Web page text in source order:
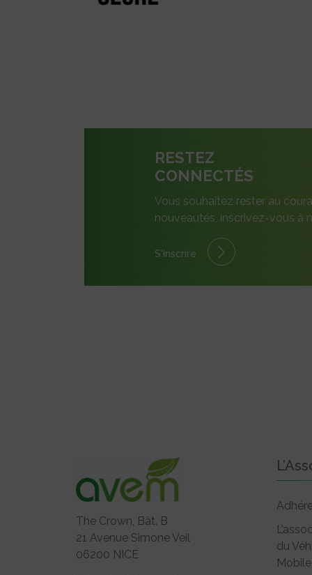
RESTEZ
CONNECTÉS
Vous souhaitez rester au
nouveautés, inscrivez-vous à
S'inscrire
The Crown, Bât. B
21 Avenue Simone Veil
06200 NICE
du
Mobile